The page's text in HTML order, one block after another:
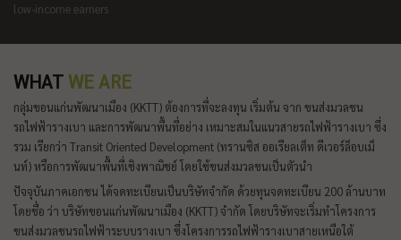
low-income earners
WHATWE ARE
กลุ่มขอนแก่นพัฒนาเมือง (KKTT) ต้องการที่จะลงทุน เริ่มต้น จาก ขนส่งมวลชน
รถไฟฟ้ารางเบา และการพัฒนาพื้นที่อย่าง เหมาะสมในแนวสายรถไฟฟ้ารางเบา ซึ่ง
รวม เรียกว่า Transit Oriented Development (ทรานซิส ออเรียลเต็ท ดีเวอร์ล็อบเม็
นท์) หรือการพัฒนาพื้นที่เชิงพาณิชย์ โดยใช้ขนส่งมวลชนเป็นตัวนำ
ปัจจุบันภาคเอกชน ได้จดทะเบียนเป็นบริษัทจำกัด ด้วยทุนจดทะเบียน 200 ล้านบาท
โดยชื่อ ว่า บริษัทขอนแก่นพัฒนาเมือง (KKTT) จำกัด โดยบริษัทจะเริ่มทำโครงการ
ขนส่งมวลชนรถไฟฟ้าระบบรางเบา ซึ่งโครงการรถไฟฟ้ารางเบาสายเหนือใต้